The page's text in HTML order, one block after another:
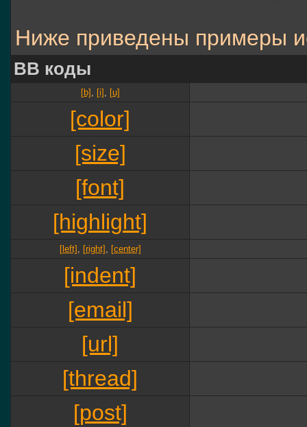
Ниже приведены примеры
BB коды
[b] , [i] , [u]
[color]
[size]
[font]
[highlight]
[left] , [right] , [center]
[indent]
[email]
[url]
[thread]
[post]